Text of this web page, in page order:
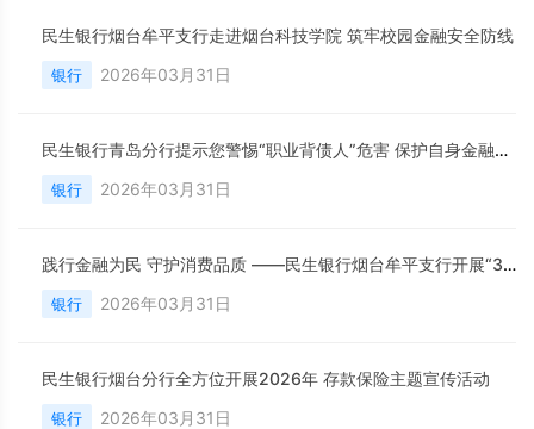
民生银行烟台牟平支行走进烟台科技学院 筑牢校园金融安全防线
银行 2026年03月31日
民生银行青岛分行提示您警惕“职业背债人”危害 保护自身金融权益
银行 2026年03月31日
践行金融为民 守护消费品质 ——民生银行烟台牟平支行开展“3·15”宣传活动
银行 2026年03月31日
民生银行烟台分行全方位开展2026年 存款保险主题宣传活动
银行 2026年03月31日